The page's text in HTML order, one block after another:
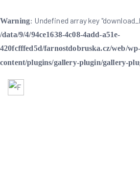
Warning: Undefined array key
/data/9/4/94ce1638-4c08-4add-a51e-
420fcfffed5d/farnostdobruska.cz/web/wp-
content/plugins/gallery-plugin/gallery-